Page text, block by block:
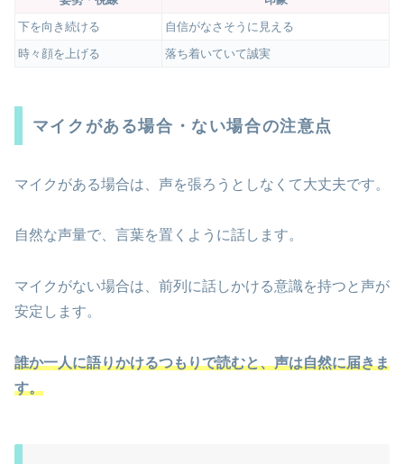
下を向き続ける
自信がなさそうに見える
時々顔を上げる
落ち着いていて誠実
マイクがある場合・ない場合の注意点
マイクがある場合は、声を張ろうとしなくて大丈夫です。
自然な声量で、言葉を置くように話します。
マイクがない場合は、前列に話しかける意識を持つと声が
安定します。
誰か一人に語りかけるつもりで読むと、声は自然に届きま
す。